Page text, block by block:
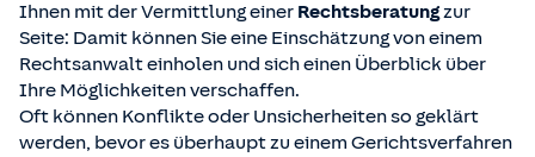
Ihnen mit der Vermittlung einer Rechtsberatungzur
Seite: Damit können Sie eine Einschätzung von einem
Rechtsanwalt einholen und sich einen Überblick über
Ihre Möglichkeiten verschaffen.
Oft können Konflikte oder Unsicherheiten so geklärt
werden, bevor es überhaupt zu einem Gerichtsverfahren